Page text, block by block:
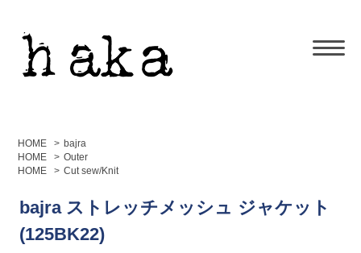
HOME > bajra
HOME
> Outer
HOME
> Cut sew/Knit
bajra ストレッチメッシュ ジャケット
(125BK22)